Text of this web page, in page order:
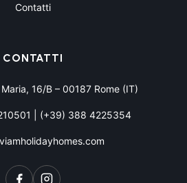
Contatti
CONTATTI
16/B – 00187 Rome (IT)
(+39) 388 4225354